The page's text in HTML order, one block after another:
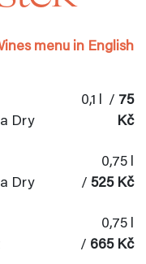
menu in English
Dry
0,1 l / 75
Kč
Dry
0,75 l
/ 525 Kč
0,75 l
/ 665 Kč